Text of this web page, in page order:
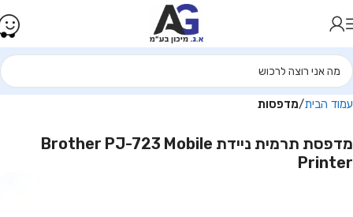
עמוד הבית מדפסות
מדפסת ‏תרמית ניידת Brother PJ-723 Mobile
Printer